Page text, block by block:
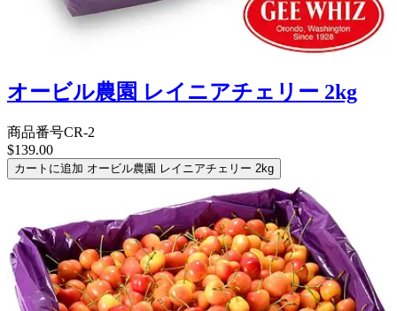
オービル農園 レイニアチェリー 2kg
商品番号CR-2
$139.00
カートに追加 オービル農園 レイニアチェリー 2kg